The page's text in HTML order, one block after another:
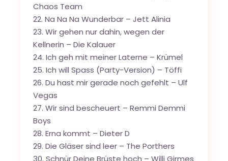
Chaos Team
22. Na Na Na Wunderbar – Jett Alinia
23. Wir gehen nur dahin, wegen der
Kellnerin – Die Kalauer
24. Ich geh mit meiner Laterne – Krümel
25. Ich will Spass (Party-Version) – Töffi
26. Du hast mir gerade noch gefehlt – Ulf
Vegas
27. Wir sind bescheuert – Remmi Demmi
Boys
28. Erna kommt – Dieter D
29. Die Gläser sind leer – The Porthers
30. Schnür Deine Brüste hoch – Willi Girmes